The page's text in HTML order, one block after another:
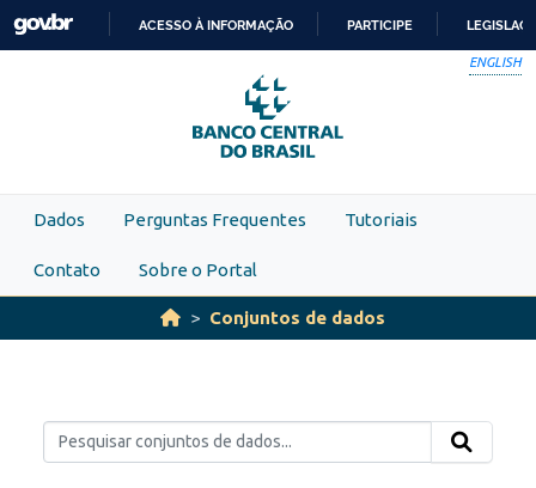
Skip to main content
PARA
O
CONTEÚDO
ACESSO À INFORMAÇÃO PARTICIPE
ENGLISH
Dados Perguntas Frequentes Tutoriais
Contato Sobre o Portal
Conjuntos de dados